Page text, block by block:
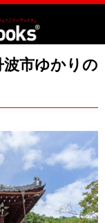
市ゆかりの